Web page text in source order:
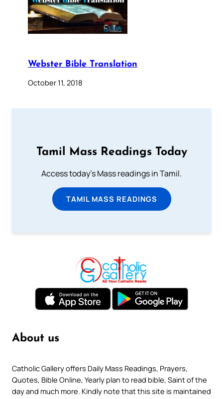
Webster Bible Translation
October 11, 2018
Tamil Mass Readings Today
Access today's Mass readings in Tamil.
TAMIL MASS READINGS
About us
Catholic Gallery offers Daily Mass Readings, Prayers,
Quotes, Bible Online, Yearly plan to read bible, Saint of the
day and much more. Kindly note that this site is maintained